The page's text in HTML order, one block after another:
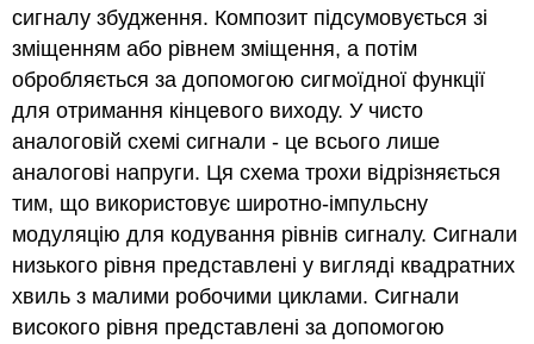
сигналу збудження. Композит підсумовується зі
зміщенням або рівнем зміщення, а потім
обробляється за допомогою сигмоїдної функції
для отримання кінцевого виходу. У чисто
аналоговій схемі сигнали - це всього лише
аналогові напруги. Ця схема трохи відрізняється
тим, що використовує широтно-імпульсну
модуляцію для кодування рівнів сигналу. Сигнали
низького рівня представлені у вигляді квадратних
хвиль з малими робочими циклами. Сигнали
високого рівня представлені за допомогою